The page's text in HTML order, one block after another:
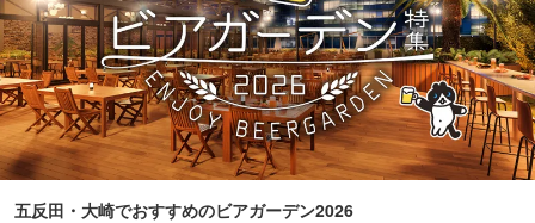
五反田・大崎でおすすめのビアガーデン2026